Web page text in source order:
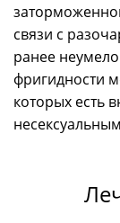
связи с
ранее
фригидности
которых есть